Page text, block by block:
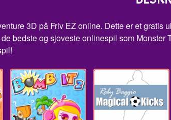
3D på Friv EZ online. Dette er et
bedste og sjoveste onlinespil som